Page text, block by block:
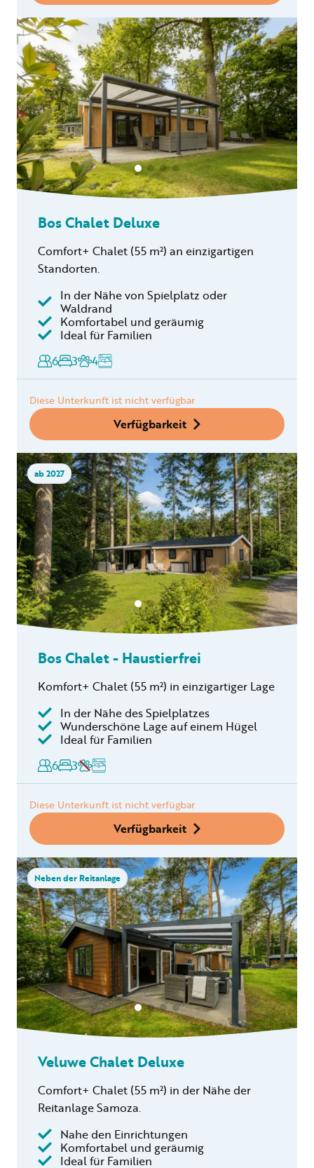
Bos Chalet Deluxe
Comfort+ Chalet (55 m²) an einzigartigen
Standorten.
In der Nähe von Spielplatz oder
Waldrand
Komfortabel und geräumig
Ideal für Familien
6
3 4
Diese Unterkunft ist nicht verfügbar
Verfügbarkeit
ab 2027
Bos Chalet - Haustierfrei
Komfort+ Chalet (55 m²) in einzigartiger Lage
In der Nähe des Spielplatzes
Wunderschöne Lage auf einem Hügel
Ideal für Familien
6
3
Diese Unterkunft ist nicht verfügbar
Verfügbarkeit
Neben der Reitanlage
Veluwe Chalet Deluxe
Comfort+ Chalet (55 m²) in der Nähe der
Reitanlage Samoza.
Nahe den Einrichtungen
Komfortabel und geräumig
Ideal für Familien